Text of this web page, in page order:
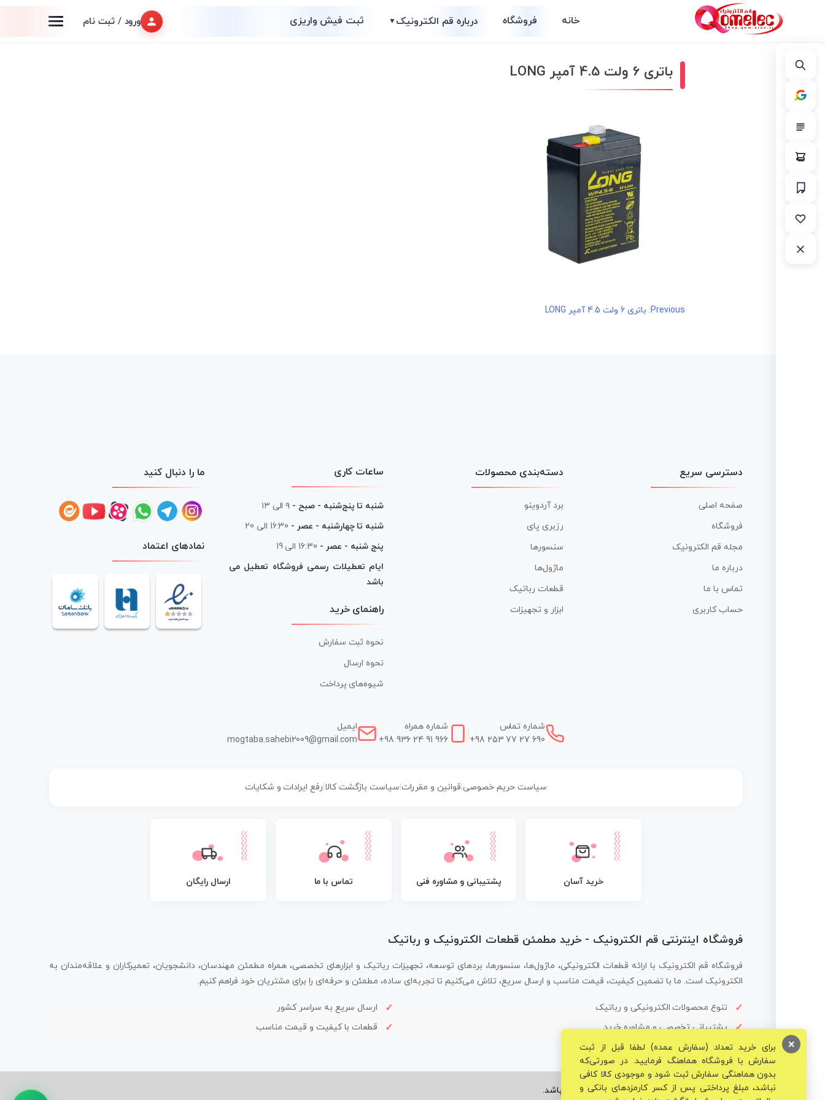
خانه فروشگاه درباره قم الکترونیک▼ ثبت فیش واریزی ورود / ثبت نام
باتری 6 ولت 4.5 آمپر LONG
راهبری
Previous: باتری 6 ولت 4.5 آمپر LONG
دسترسی سریع
صفحه اصلی
فروشگاه
مجله قم الکترونیک
درباره ما
تماس با ما
حساب کاربری
دسته‌بندی محصولات
برد آردوینو
رزبری پای
سنسورها
ماژول‌ها
قطعات رباتیک
ابزار و تجهیزات
ساعات کاری
شنبه تا پنج‌شنبه - صبح - ۹ الی ۱۳
شنبه تا چهارشنبه - عصر - 16:30 الی 20
پنج شنبه - عصر - 16:30 الی 19
ایام تعطیلات رسمی فروشگاه تعطیل می
باشد
راهنمای خرید
نحوه ثبت سفارش
نحوه ارسال
شیوه‌های پرداخت
ما را دنبال کنید
نمادهای اعتماد
شماره تماس
+98 253 77 27 690
شماره همراه
+98 936 24 91 966
ایمیل
mogtaba.sahebi2009@gmail.com
سیاست حریم خصوصی| قوانین و مقررات سیاست بازگشت کالا رفع ایرادات و شکایات
خرید آسان پشتیبانی و مشاوره فنی تماس با ما ارسال رایگان
فروشگاه اینترنتی قم الکترونیک - خرید مطمئن قطعات الکترونیک و رباتیک
فروشگاه قم الکترونیک با ارائه قطعات الکترونیکی، ماژول‌ها، سنسورها، بردهای توسعه، تجهیزات رباتیک و ابزارهای تخصصی، همراه مطمئن مهندسان، دانشجویان، تعمیرکاران و علاقه‌مندان به
الکترونیک است. ما با تضمین کیفیت، قیمت مناسب و ارسال سریع، تلاش می‌کنیم تا تجربه‌ای ساده، مطمئن و حرفه‌ای را برای مشتریان خود فراهم کنیم.
تنوع محصولات الکترونیکی و رباتیک
ارسال سریع به سراسر کشور
پشتیبانی تخصصی و مشاوره خرید
قطعات با کیفیت و قیمت مناسب
© تمامی حقوق برای فروشگاه تخصصی قم الکترونیک محفوظ می‌باشد.
برای خرید تعداد (سفارش عمده) لطفا قبل از ثبت
سفارش با فروشگاه هماهنگ فرمایید. در صورتی‌که
بدون هماهنگی سفارش ثبت شود و موجودی کالا کافی
نباشد، مبلغ پرداختی پس از کسر کارمزدهای بانکی و
×